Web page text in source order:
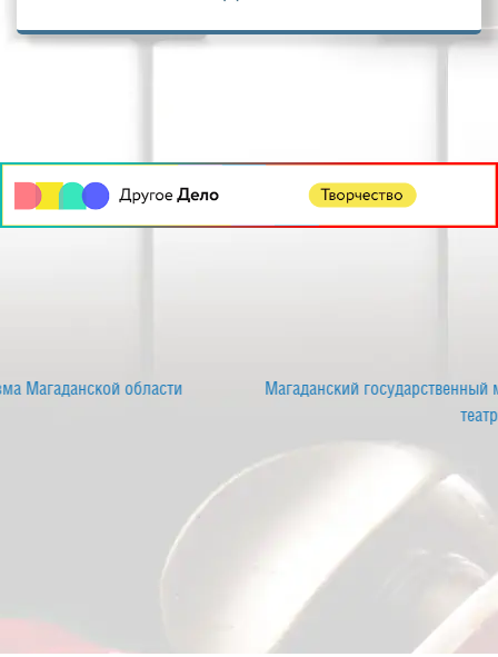
Магаданский государственный музыкально-драматический